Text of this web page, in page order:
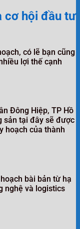
cơ hội đầu tư
có lẽ bạn cũng
lợi thế cạnh
Đông Hiệp, TP Hồ
sản tại đây sẽ được
hoạch của thành
bài bản từ hạ
nghệ và logistics